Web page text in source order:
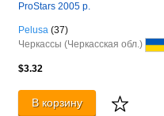
ProStars 2005 р.
Pelusa (37)
Черкассы (Черкасская обл.)
$3.32
В корзину